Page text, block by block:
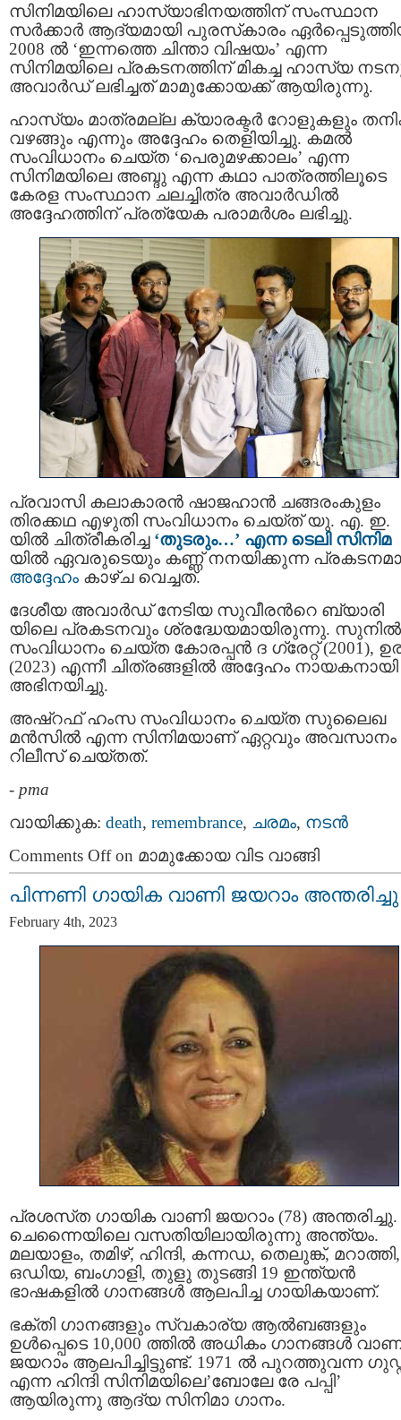
സിനിമയിലെ ഹാസ്യാഭിനയത്തിന് സംസ്ഥാന
സര്‍ക്കാര്‍ ആദ്യമായി പുരസ്‌കാരം
2008 ല്‍ ‘ഇന്നത്തെ ചിന്താ വിഷയം’ എന്ന
സിനിമയിലെ പ്രകടനത്തിന് മികച്ച ഹാസ്യ
അവാർഡ് ലഭിച്ചത് മാമുക്കോയക്ക് ആയിരുന്നു.
ഹാസ്യം മാത്രമല്ല ക്യാരക്ടർ റോളുകളും
വഴങ്ങും എന്നും അദ്ദേഹം തെളിയിച്ചു. കമൽ
സംവിധാനം ചെയ്ത ‘പെരുമഴക്കാലം’ എന്ന
സിനിമയിലെ അബ്ദു എന്ന കഥാ പാത്രത്തിലൂടെ
കേരള സംസ്ഥാന ചലച്ചിത്ര അവാർഡിൽ
അദ്ദേഹത്തിന് പ്രത്യേക പരാമർശം ലഭിച്ചു.
പ്രവാസി കലാകാരൻ ഷാജഹാന്‍ ചങ്ങരംകുളം
തിരക്കഥ എഴുതി സംവിധാനം ചെയ്ത് യു. എ. ഇ.
യില്‍ ചിത്രീകരിച്ച ‘തുടരും…’ എന്ന ടെലി സിനിമ
യിൽ ഏവരുടെയും കണ്ണ് നനയിക്കുന്ന
അദ്ദേഹം കാഴ്ച വെച്ചത്.
ദേശീയ അവാര്‍ഡ് നേടിയ സുവീരന്‍റെ ബ്യാരി
യിലെ പ്രകടനവും ശ്രദ്ധേയമായിരുന്നു. സുനില്‍
സംവിധാനം ചെയ്ത കോരപ്പന്‍ ദ ഗ്രേറ്റ് (2001),
(2023) എന്നീ ചിത്രങ്ങളില്‍ അദ്ദേഹം നായകനായി
അഭിനയിച്ചു.
അഷ്‌റഫ് ഹംസ സംവിധാനം ചെയ്ത സുലൈഖ
മന്‍സില്‍ എന്ന സിനിമയാണ് ഏറ്റവും അവസാനം
റിലീസ് ചെയ്തത്.
- pma
വായിക്കുക: death, remembrance, ചരമം, നടന്‍
Comments Offon മാമുക്കോയ വിട വാങ്ങി
പിന്നണി ഗായിക വാണി ജയറാം അന്തരിച്ചു
February 4th, 2023
പ്രശസ്‌ത ഗായിക വാണി ജയറാം (78) അന്തരിച്ചു.
ചെന്നൈയിലെ വസതിയിലായിരുന്നു അന്ത്യം.
മലയാളം, തമിഴ്, ഹിന്ദി, കന്നഡ, തെലുങ്ക്, മറാത്തി,
ഒഡിയ, ബംഗാളി, തുളു തുടങ്ങി 19 ഇന്ത്യൻ
ഭാഷകളിൽ ഗാനങ്ങൾ ആലപിച്ച ഗായികയാണ്.
ഭക്തി ഗാനങ്ങളും സ്വകാര്യ ആൽബങ്ങളും
ഉൾപ്പെടെ 10,000 ത്തില്‍ അധികം ഗാനങ്ങൾ
ജയറാം ആലപിച്ചിട്ടുണ്ട്. 1971 ൽ പുറത്തുവന്ന
എന്ന ഹിന്ദി സിനിമയിലെ’ബോലേ രേ പപ്പി’
ആയിരുന്നു ആദ്യ സിനിമാ ഗാനം.